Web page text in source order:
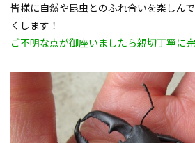
皆様に自然や昆虫とのふれ合いを楽しん
くします！
ご不明な点が御座いましたら親切丁寧に